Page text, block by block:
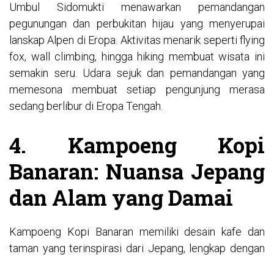
Umbul Sidomukti menawarkan pemandangan
pegunungan dan perbukitan hijau yang menyerupai
lanskap Alpen di Eropa. Aktivitas menarik seperti flying
fox, wall climbing, hingga hiking membuat wisata ini
semakin seru. Udara sejuk dan pemandangan yang
memesona membuat setiap pengunjung merasa
sedang berlibur di Eropa Tengah.
4. Kampoeng Kopi
Banaran: Nuansa Jepang
dan Alam yang Damai
Kampoeng Kopi Banaran memiliki desain kafe dan
taman yang terinspirasi dari Jepang, lengkap dengan